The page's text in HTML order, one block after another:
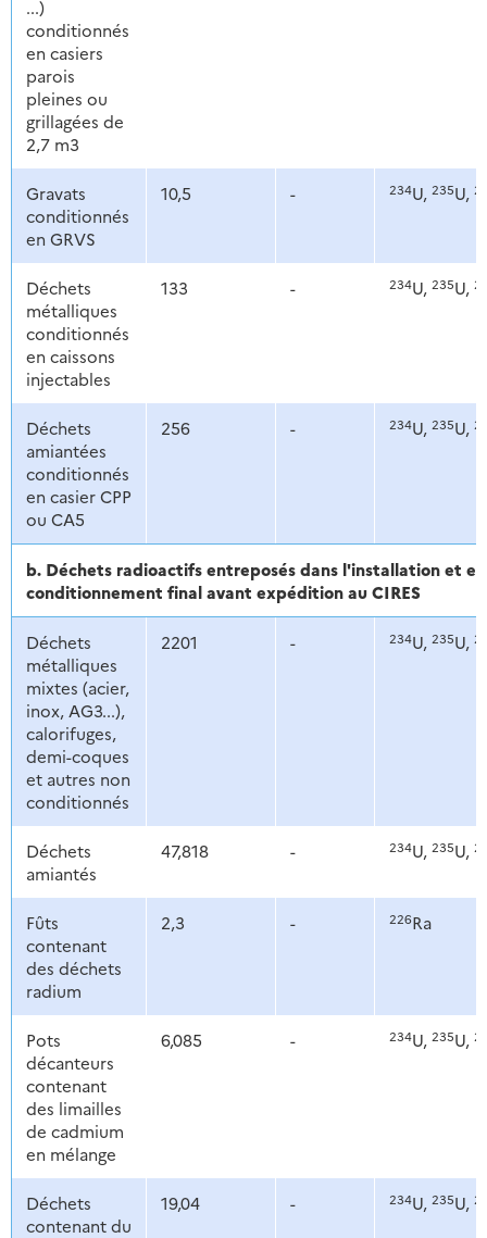
...)
conditionnés
en casiers
parois
pleines ou
grillagées de
2,7 m3
Gravats
conditionnés
en GRVS
10,5 - 234U, 235U,
Déchets
métalliques
conditionnés
en caissons
injectables
133 - 234U, 235U,
Déchets
amiantées
conditionnés
en casier CPP
ou CA5
256 - 234U, 235U,
b. Déchets radioactifs entreposés dans l'installation et
conditionnement final avant expédition au CIRES
Déchets
métalliques
mixtes (acier,
inox, AG3...),
calorifuges,
demi-coques
et autres non
conditionnés
2201 - 234U, 235U,
Déchets
amiantés
47,818 - 234U, 235U,
Fûts
contenant
des déchets
radium
2,3 - 226Ra
Pots
décanteurs
contenant
des limailles
de cadmium
en mélange
6,085 - 234U, 235U,
Déchets
contenant du
19,04 - 234U, 235U,